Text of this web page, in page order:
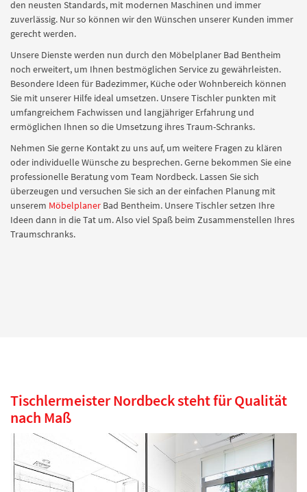
den neusten Standards, mit modernen Maschinen und immer
zuverlässig. Nur so können wir den Wünschen unserer Kunden immer
gerecht werden.
Unsere Dienste werden nun durch den Möbelplaner Bad Bentheim
noch erweitert, um Ihnen bestmöglichen Service zu gewährleisten.
Besondere Ideen für Badezimmer, Küche oder Wohnbereich können
Sie mit unserer Hilfe ideal umsetzen. Unsere Tischler punkten mit
umfangreichem Fachwissen und langjähriger Erfahrung und
ermöglichen Ihnen so die Umsetzung ihres Traum-Schranks.
Nehmen Sie gerne Kontakt zu uns auf, um weitere Fragen zu klären
oder individuelle Wünsche zu besprechen. Gerne bekommen Sie eine
professionelle Beratung vom Team Nordbeck. Lassen Sie sich
überzeugen und versuchen Sie sich an der einfachen Planung mit
unserem Möbelplaner Bad Bentheim. Unsere Tischler setzen Ihre
Ideen dann in die Tat um. Also viel Spaß beim Zusammenstellen Ihres
Traumschranks.
Tischlermeister Nordbeck steht für Qualität
nach Maß